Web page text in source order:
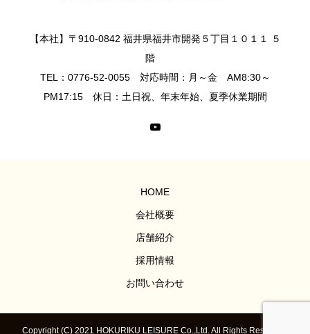
【本社】〒910-0842 福井県福井市開発５丁目１０１１ ５
階
TEL：0776-52-0055 対応時間：月～金 AM8:30～
PM17:15 休日：土日祝、年末年始、夏季休業期間
HOME
会社概要
店舗紹介
採用情報
お問い合わせ
Copyright (C) 2021 HOKURIKU LEISURE Co.,Ltd. All Rights Reserved.